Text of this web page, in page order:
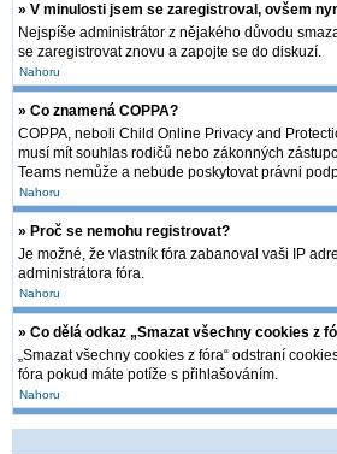
» V minulosti jsem se zaregistroval, ovšem
Nejspíše administrátor z nějakého důvodu
se zaregistrovat znovu a zapojte se do diskuzí.
Nahoru
» Co znamená COPPA?
COPPA, neboli Child Online Privacy and
musí mít souhlas rodičů nebo zákonných
Teams nemůže a nebude poskytovat právni
Nahoru
» Proč se nemohu registrovat?
Je možné, že vlastník fóra zabanoval vaši IP
administrátora fóra.
Nahoru
» Co dělá odkaz „Smazat všechny cookies z
„Smazat všechny cookies z fóra“ odstraní
fóra pokud máte potíže s přihlašováním.
Nahoru